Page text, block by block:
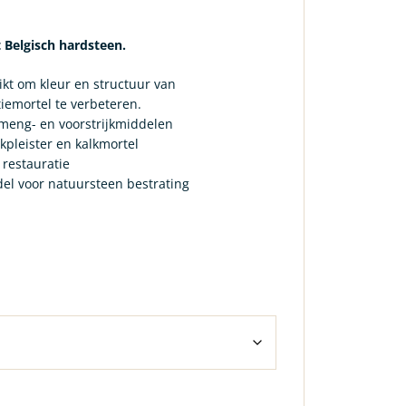
hardsteen.
om kleur en structuur van
te verbeteren.
en voorstrijkmiddelen
en kalkmortel
voor natuursteen bestrating